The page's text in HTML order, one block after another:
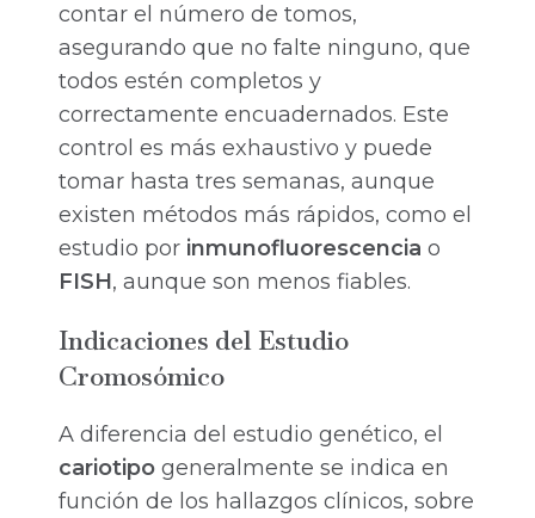
contar el número de tomos,
asegurando que no falte ninguno, que
todos estén completos y
correctamente encuadernados. Este
control es más exhaustivo y puede
tomar hasta tres semanas, aunque
existen métodos más rápidos, como el
estudio por inmunofluorescencia o
FISH, aunque son menos fiables.
Indicaciones del Estudio
Cromosómico
A diferencia del estudio genético, el
cariotipo generalmente se indica en
función de los hallazgos clínicos, sobre